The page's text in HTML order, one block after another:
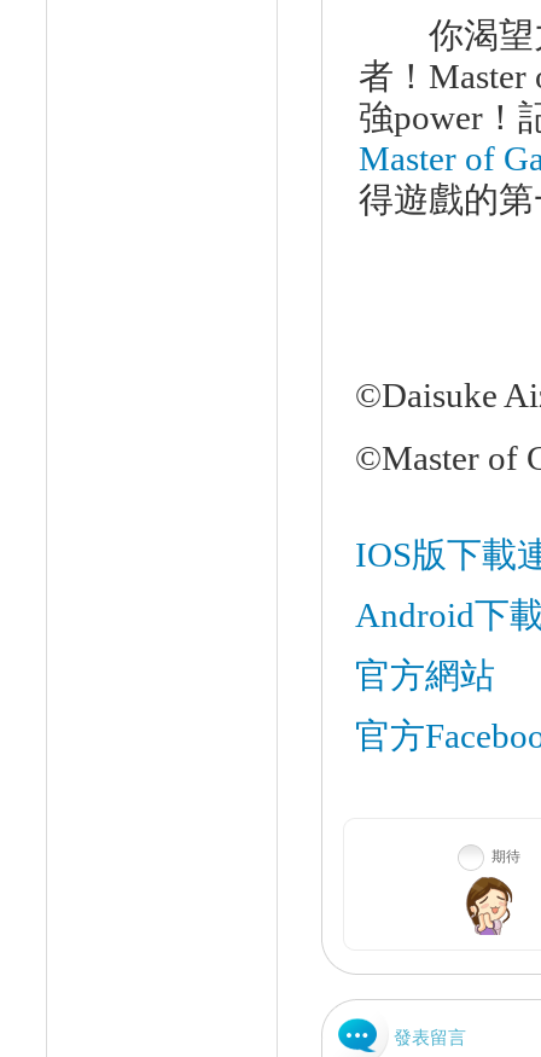
你渴望力
者！Master
強power ！
Master of
得遊戲的
©Daisuke
©Master of
IOS版下載
Android下
官方網站
官方
期待
發表留言